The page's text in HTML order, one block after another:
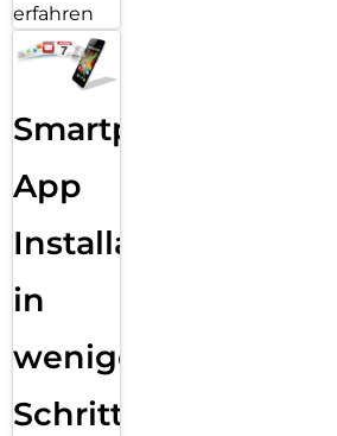
erfahren
Smartphone
App
Installation
in
wenigen
Schritten